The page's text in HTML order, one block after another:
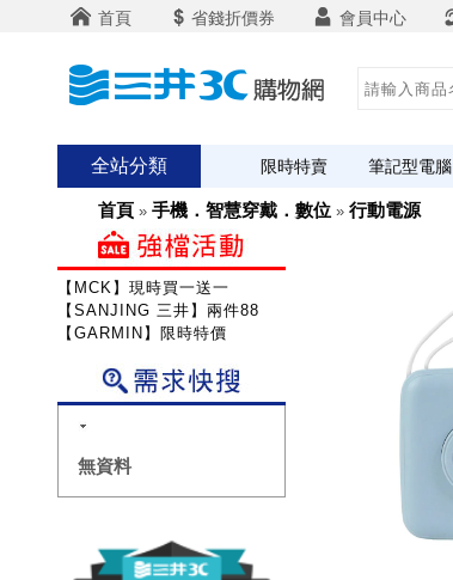
首頁 省錢折價券 會員中心
全站分類 限時特賣 筆記型電腦
首頁 » 手機．智慧穿戴．數位 » 行動電源
【MCK】現時買一送一
【SANJING 三井】兩件88折
【GARMIN】限時特價
無資料